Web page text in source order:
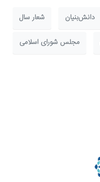
دانش‌بنیان شعار سال
مجلس شورای اسلامی